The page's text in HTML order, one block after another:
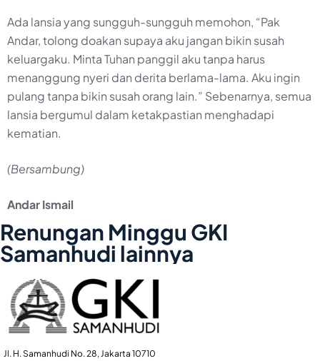
Ada lansia yang sungguh-sungguh memohon, “Pak
Andar, tolong doakan supaya aku jangan bikin susah
keluargaku. Minta Tuhan panggil aku tanpa harus
menanggung nyeri dan derita berlama-lama. Aku ingin
pulang tanpa bikin susah orang lain.” Sebenarnya, semua
lansia bergumul dalam ketakpastian menghadapi
kematian.
(Bersambung)
Andar Ismail
Renungan Minggu GKI
Samanhudi lainnya
Jl. H. Samanhudi No. 28, Jakarta 10710